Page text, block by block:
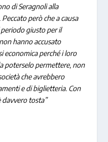
di Seragnoli alla
però che a causa
giusto per il
hanno accusato
economica perché i loro
poterselo permettere, non
che avrebbero
e di biglietteria. Con
davvero tosta”